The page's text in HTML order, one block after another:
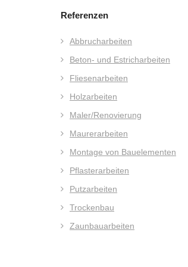
Referenzen
Abbrucharbeiten
Beton- und Estricharbeiten
Fliesenarbeiten
Holzarbeiten
Maler/Renovierung
Maurerarbeiten
Montage von Bauelementen
Pflasterarbeiten
Putzarbeiten
Trockenbau
Zaunbauarbeiten